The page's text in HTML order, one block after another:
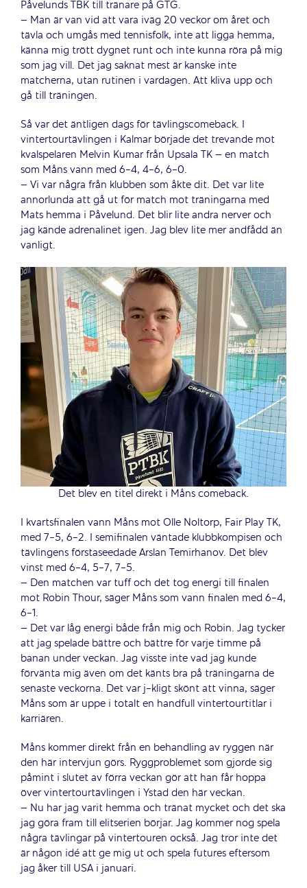
Påvelunds TBK till tränare på GTG.
– Man är van vid att vara iväg 20 veckor om året och
tävla och umgås med tennisfolk, inte att ligga hemma,
känna mig trött dygnet runt och inte kunna röra på mig
som jag vill. Det jag saknat mest är kanske inte
matcherna, utan rutinen i vardagen. Att kliva upp och
gå till träningen.
Så var det äntligen dags för tävlingscomeback. I
vintertourtävlingen i Kalmar började det trevande mot
kvalspelaren Melvin Kumar från Upsala TK – en match
som Måns vann med 6-4, 4-6, 6-0.
– Vi var några från klubben som åkte dit. Det var lite
annorlunda att gå ut för match mot träningarna med
Mats hemma i Påvelund. Det blir lite andra nerver och
jag kände adrenalinet igen. Jag blev lite mer andfådd än
vanligt.
Det blev en titel direkt i Måns comeback.
I kvartsfinalen vann Måns mot Olle Noltorp, Fair Play TK,
med 7-5, 6-2. I semifinalen väntade klubbkompisen och
tävlingens förstaseedade Arslan Temirhanov. Det blev
vinst med 6-4, 5-7, 7-5.
– Den matchen var tuff och det tog energi till finalen
mot Robin Thour, säger Måns som vann finalen med 6-4,
6-1.
– Det var låg energi både från mig och Robin. Jag tycker
att jag spelade bättre och bättre för varje timme på
banan under veckan. Jag visste inte vad jag kunde
förvänta mig även om det känts bra på träningarna de
senaste veckorna. Det var j-kligt skönt att vinna, säger
Måns som är uppe i totalt en handfull vintertourtitlar i
karriären.
Måns kommer direkt från en behandling av ryggen när
den här intervjun görs. Ryggproblemet som gjorde sig
påmint i slutet av förra veckan gör att han får hoppa
över vintertourtävlingen i Ystad den här veckan.
– Nu har jag varit hemma och tränat mycket och det ska
jag göra fram till elitserien börjar. Jag kommer nog spela
några tävlingar på vintertouren också. Jag tror inte det
är någon idé att ge mig ut och spela futures eftersom
jag åker till USA i januari.